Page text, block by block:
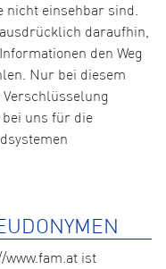
einsehbar sind.
daraufhin,
den Weg
Nur bei diesem
uns für die
ist